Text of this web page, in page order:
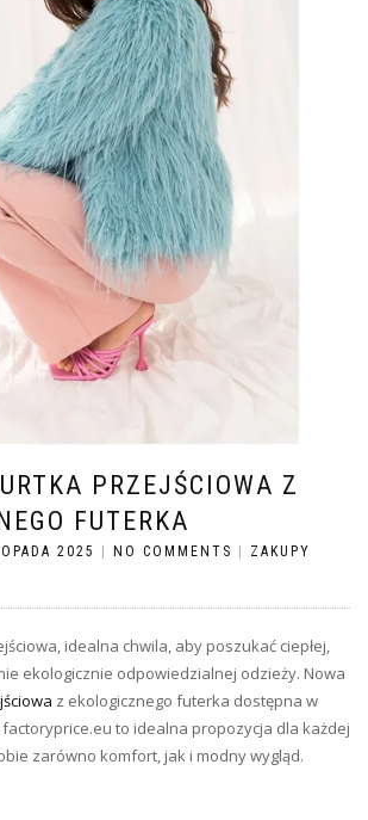
PRZEJŚCIOWA Z
FUTERKA
2025 | NO COMMENTS | ZAKUPY
idealna chwila, aby poszukać ciepłej,
ekologicznie odpowiedzialnej odzieży. Nowa
z ekologicznego futerka dostępna w
to idealna propozycja dla każdej
zarówno komfort, jak i modny wygląd.